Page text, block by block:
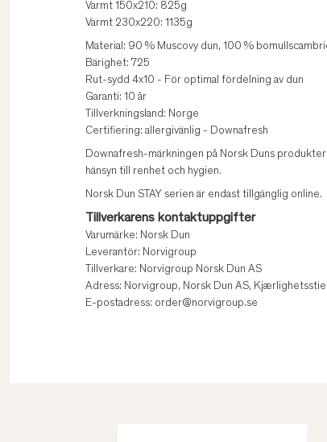
Varmt 150x210: 825g
Varmt 230x220: 1135g
Material: 90 % Muscovy dun, 100 %
Bärighet: 725
Rut-sydd 4x10 - För optimal fördelning av dun
Garanti: 10 år
Tillverkningsland: Norge
Certifiering: allergivänlig - Downafresh
Downafresh-märkningen på Norsk Duns
hänsyn till renhet och hygien.
Norsk Dun STAY serien är endast tillgänglig online.
Tillverkarens kontaktuppgifter
Varumärke: Norsk Dun
Leverantör: Norvigroup
Tillverkare: Norvigroup Norsk Dun AS
Adress: Norvigroup, Norsk Dun AS,
E-postadress: order@norvigroup.se